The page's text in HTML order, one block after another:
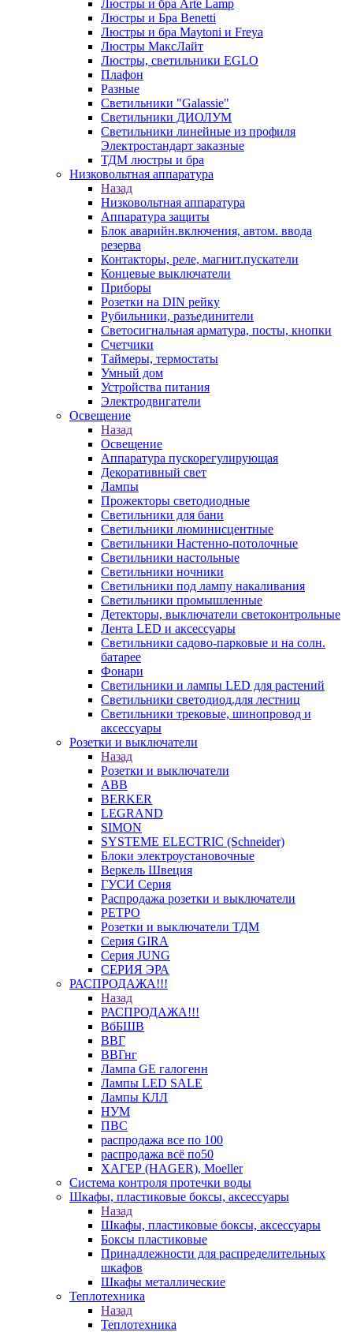
Люстры и бра Arte Lamp
Люстры и Бра Benetti
Люстры и бра Maytoni и Freya
Люстры МаксЛайт
Люстры, светильники EGLO
Плафон
Разные
Светильники "Galassie"
Светильники ДИОЛУМ
Светильники линейные из профиля
Электростандарт заказные
ТДМ люстры и бра
Низковольтная аппаратура
Назад
Низковольтная аппаратура
Аппаратура защиты
Блок аварийн.включения, автом. ввода
резерва
Контакторы, реле, магнит.пускатели
Концевые выключатели
Приборы
Розетки на DIN рейку
Рубильники, разъединители
Светосигнальная арматура, посты, кнопки
Счетчики
Таймеры, термостаты
Умный дом
Устройства питания
Электродвигатели
Освещение
Назад
Освещение
Аппаратура пускорегулирующая
Декоративный свет
Лампы
Прожекторы светодиодные
Светильники для бани
Светильники люминисцентные
Светильники Настенно-потолочные
Светильники настольные
Светильники ночники
Светильники под лампу накаливания
Светильники промышленные
Детекторы, выключатели светоконтрольные
Лента LED и аксессуары
Светильники садово-парковые и на солн.
батарее
Фонари
Светильники и лампы LED для растений
Светильники светодиод.для лестниц
Светильники трековые, шинопровод и
аксессуары
Розетки и выключатели
Назад
Розетки и выключатели
ABB
BERKER
LEGRAND
SIMON
SYSTEME ELECTRIC (Schneider)
Блоки электроустановочные
Веркель Швеция
ГУСИ Серия
Распродажа розетки и выключатели
РЕТРО
Розетки и выключатели ТДМ
Серия GIRA
Серия JUNG
СЕРИЯ ЭРА
РАСПРОДАЖА!!!
Назад
РАСПРОДАЖА!!!
ВбБШВ
ВВГ
ВВГнг
Лампа GE галогенн
Лампы LED SALE
Лампы КЛЛ
НУМ
ПВС
распродажа все по 100
распродажа всё по50
ХАГЕР (HAGER), Moeller
Система контроля протечки воды
Шкафы, пластиковые боксы, аксессуары
Назад
Шкафы, пластиковые боксы, аксессуары
Боксы пластиковые
Принадлежности для распределительных
шкафов
Шкафы металлические
Теплотехника
Назад
Теплотехника